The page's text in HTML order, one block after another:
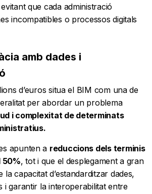
que cada administració
incompatibles o processos digitals
amb dades i
d’euros situa el BIM com una de
per abordar un problema
i complexitat de determinats
apunten a reduccions dels terminis
50%, tot i que el desplegament a gran
la capacitat d’estandarditzar dades,
i garantir la interoperabilitat entre